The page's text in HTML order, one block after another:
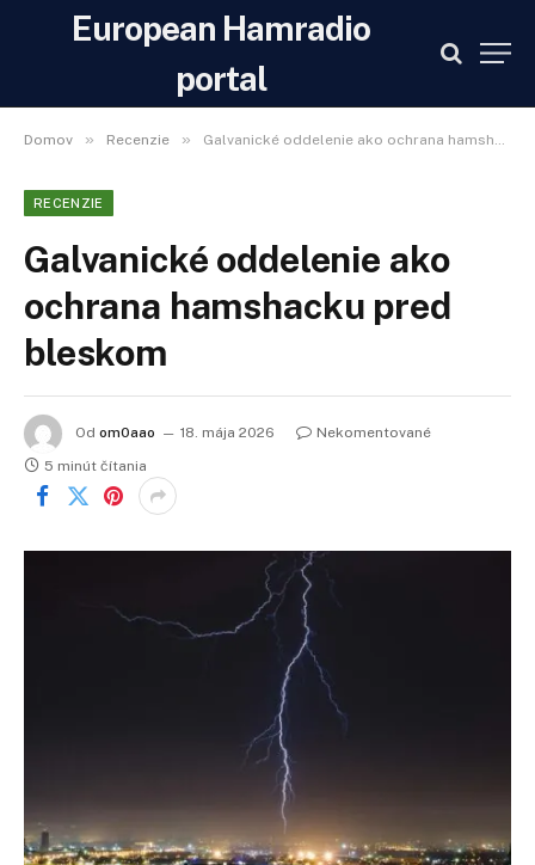
European Hamradio
portal
Domov » Recenzie » Galvanické oddelenie ako ochrana hamshacku pred bleskom
RECENZIE
Galvanické oddelenie ako
ochrana hamshacku pred
bleskom
Od om0aao 18. mája 2026
Nekomentované
5 minút čítania